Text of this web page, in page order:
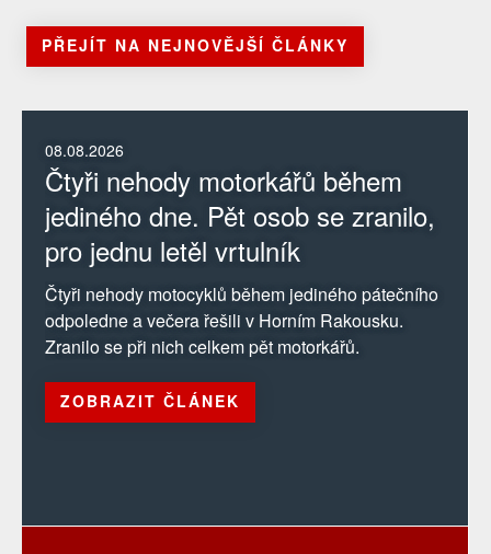
PŘEJÍT NA NEJNOVĚJŠÍ ČLÁNKY
08.08.2026
Čtyři nehody motorkářů během
jediného dne. Pět osob se zranilo,
pro jednu letěl vrtulník
Čtyři nehody motocyklů během jediného pátečního
odpoledne a večera řešili v Horním Rakousku.
Zranilo se při nich celkem pět motorkářů.
ZOBRAZIT ČLÁNEK